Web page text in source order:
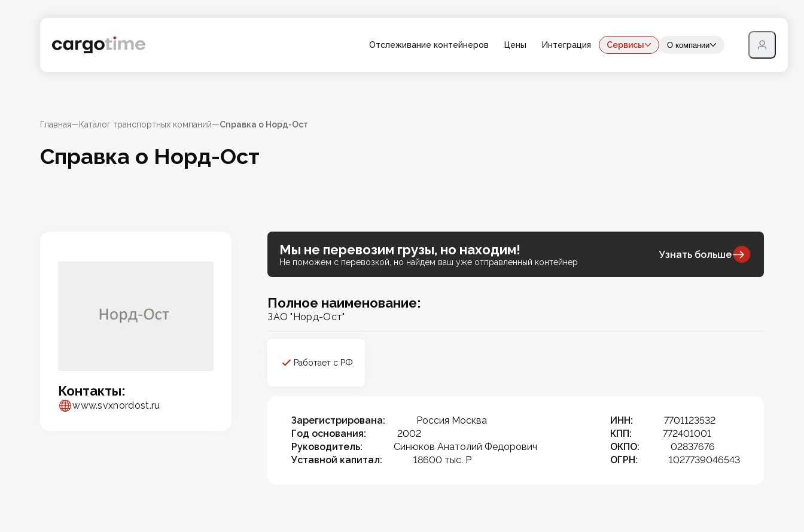
Отслеживание контейнеров Цены Интеграция Сервисы О компании
Главная—Каталог транспортных компаний—Справка о Норд-Ост
Справка о Норд-Ост
Контакты:
www.svxnordost.ru
Мы не перевозим грузы, но находим!
Не поможем с перевозкой, но найдём ваш уже отправленный контейнер
Узнать больше
Полное наименование:
ЗАО "Норд-Ост"
Работает с РФ
Зарегистрирована:
Россия Москва
Год основания:
2002
Руководитель:
Синюков Анатолий Федорович
Уставной капитал:
18600 тыс. Р
ИНН:
7701123532
КПП:
772401001
ОКПО:
02837676
ОГРН:
1027739046543